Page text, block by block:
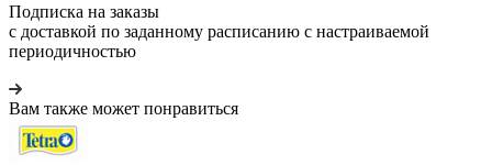
Подписка на заказы
с доставкой по заданному расписанию с настраиваемой
периодичностью
Вам также может понравиться